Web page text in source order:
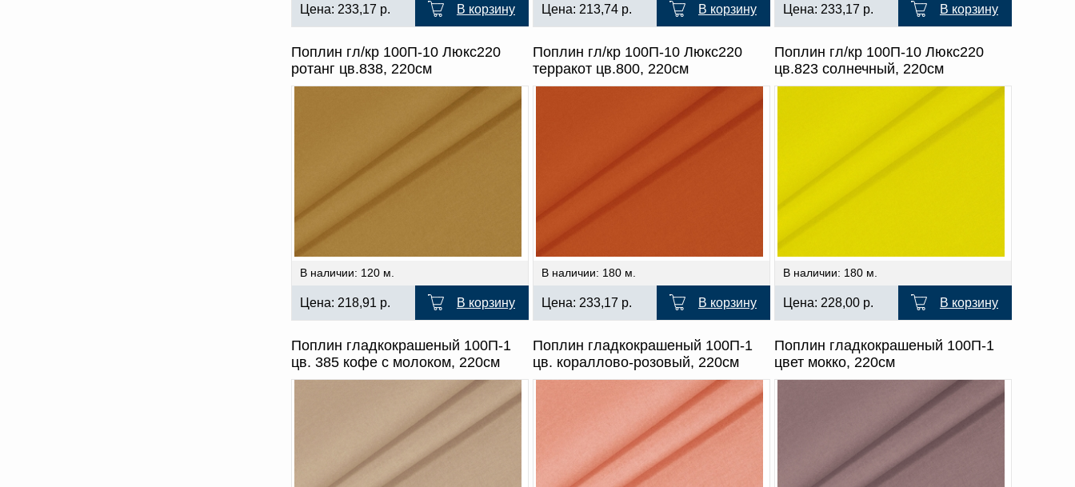
Цена: 233,17 р. В корзину Цена: 213,74 р. В корзину Цена: 233,17 р. В корзину
Поплин гл/кр 100П-10 Люкс220
ротанг цв.838, 220см
В наличии: 120 м.
Цена: 218,91 р. В корзину
Поплин гл/кр 100П-10 Люкс220
терракот цв.800, 220см
В наличии: 180 м.
Цена: 233,17 р. В корзину
Поплин гл/кр 100П-10 Люкс220
цв.823 солнечный, 220см
В наличии: 180 м.
Цена: 228,00 р. В корзину
Поплин гладкокрашеный 100П-1
цв. 385 кофе с молоком, 220см
Поплин гладкокрашеный 100П-1
цв. кораллово-розовый, 220см
Поплин гладкокрашеный 100П-1
цвет мокко, 220см